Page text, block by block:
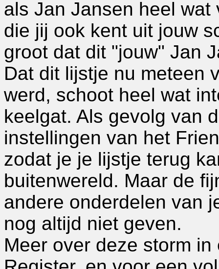
als Jan Jansen heel
die jij ook kent uit jouw
groot dat dit "jouw" Jan
Dat dit lijstje nu meteen
werd, schoot heel wat
keelgat. Als gevolg van
instellingen van het
zodat je je lijstje terug
buitenwereld. Maar de
andere onderdelen van
nog altijd niet geven.
Meer over deze storm